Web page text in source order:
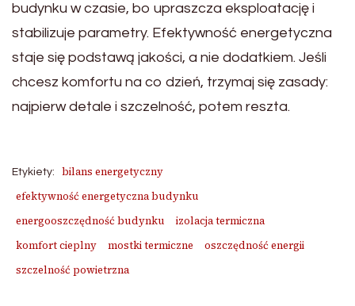
budynku w czasie, bo upraszcza eksploatację i
stabilizuje parametry. Efektywność energetyczna
staje się podstawą jakości, a nie dodatkiem. Jeśli
chcesz komfortu na co dzień, trzymaj się zasady:
najpierw detale i szczelność, potem reszta.
Etykiety:
bilans energetyczny
efektywność energetyczna budynku
energooszczędność budynku
izolacja termiczna
komfort cieplny
mostki termiczne
oszczędność energii
szczelność powietrzna